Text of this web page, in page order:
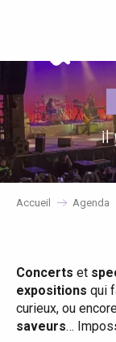
principal
il
Accueil Agenda
Concerts et
expositions qui
curieux, ou
saveurs…